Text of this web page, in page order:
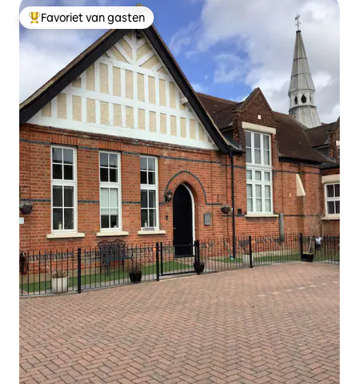
Topfavoriet van gasten
Favoriet van gasten